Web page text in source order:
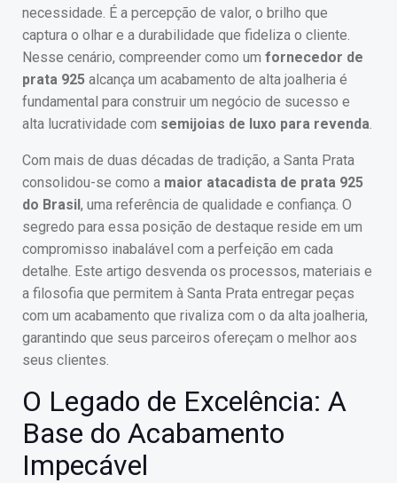
necessidade. É a percepção de valor, o brilho que
captura o olhar e a durabilidade que fideliza o cliente.
Nesse cenário, compreender como um fornecedor de
prata 925 alcança um acabamento de alta joalheria é
fundamental para construir um negócio de sucesso e
alta lucratividade com semijoias de luxo para revenda.
Com mais de duas décadas de tradição, a Santa Prata
consolidou-se como a maior atacadista de prata 925
do Brasil, uma referência de qualidade e confiança. O
segredo para essa posição de destaque reside em um
compromisso inabalável com a perfeição em cada
detalhe. Este artigo desvenda os processos, materiais e
a filosofia que permitem à Santa Prata entregar peças
com um acabamento que rivaliza com o da alta joalheria,
garantindo que seus parceiros ofereçam o melhor aos
seus clientes.
O Legado de Excelência: A
Base do Acabamento
Impecável